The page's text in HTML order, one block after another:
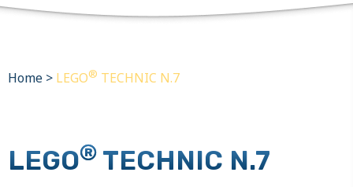
Home > LEGO® TECHNIC N.7
LEGO® TECHNIC N.7